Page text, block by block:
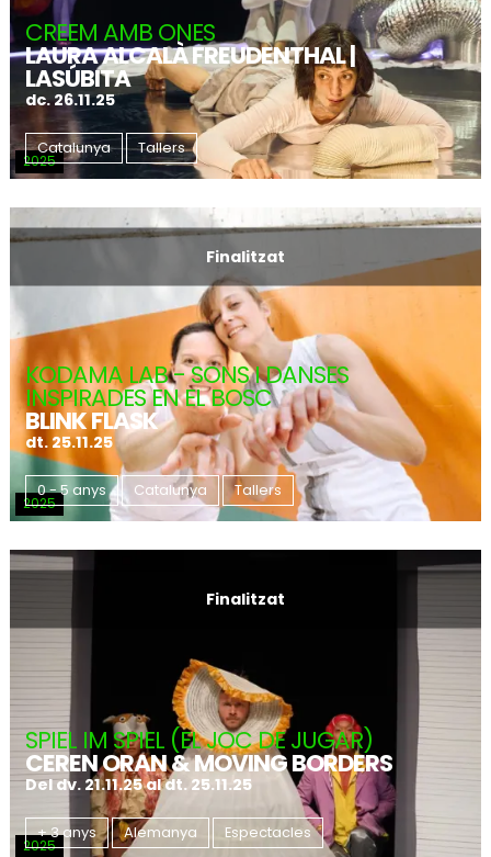
2025
CREEM AMB ONES
LAURA ALCALÀ FREUDENTHAL |
LASÚBITA
dc. 26.11.25
Catalunya Tallers
Finalitzat
2025
KODAMA LAB - SONS I DANSES
INSPIRADES EN EL BOSC
BLINK FLASK
dt. 25.11.25
0 - 5 anys Catalunya Tallers
Finalitzat
2025
SPIEL IM SPIEL (EL JOC DE JUGAR)
CEREN ORAN & MOVING BORDERS
Del dv. 21.11.25al dt. 25.11.25
+ 3 anys Alemanya Espectacles